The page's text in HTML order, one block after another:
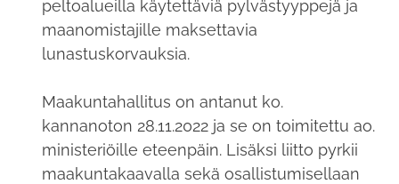
peltoalueilla käytettäviä pylvästyyppejä ja
maanomistajille maksettavia
lunastuskorvauksia.
Maakuntahallitus on antanut ko.
kannanoton 28.11.2022 ja se on toimitettu ao.
ministeriöille eteenpäin. Lisäksi liitto pyrkii
maakuntakaavalla sekä osallistumisellaan